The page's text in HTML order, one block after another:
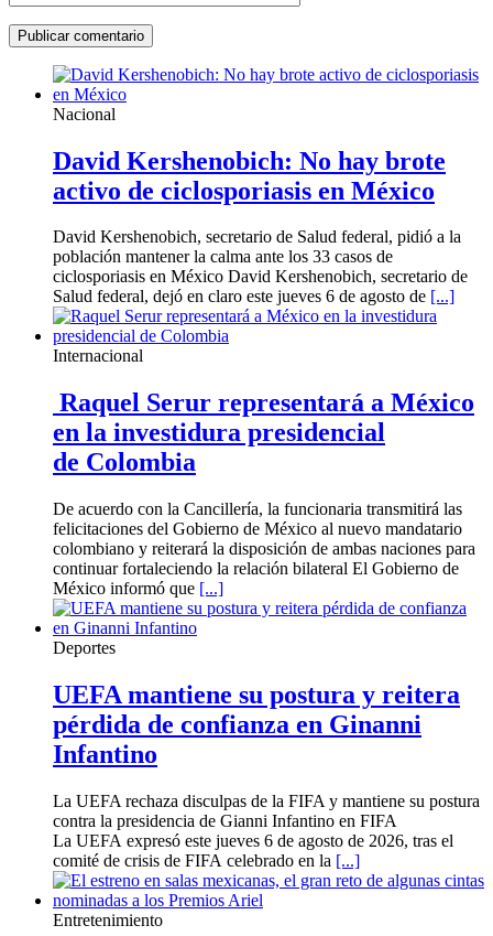
Nacional
David Kershenobich: No hay brote
activo de ciclosporiasis en México
David Kershenobich, secretario de Salud federal, pidió a la
población mantener la calma ante los 33 casos de
ciclosporiasis en México David Kershenobich, secretario de
Salud federal, dejó en claro este jueves 6 de agosto de [...]
Internacional
Raquel Serur representará a México
en la investidura presidencial
de Colombia
De acuerdo con la Cancillería, la funcionaria transmitirá las
felicitaciones del Gobierno de México al nuevo mandatario
colombiano y reiterará la disposición de ambas naciones para
continuar fortaleciendo la relación bilateral El Gobierno de
México informó que [...]
Deportes
UEFA mantiene su postura y reitera
pérdida de confianza en Ginanni
Infantino
La UEFA rechaza disculpas de la FIFA y mantiene su postura
contra la presidencia de Gianni Infantino en FIFA
La UEFA expresó este jueves 6 de agosto de 2026, tras el
comité de crisis de FIFA celebrado en la [...]
Entretenimiento